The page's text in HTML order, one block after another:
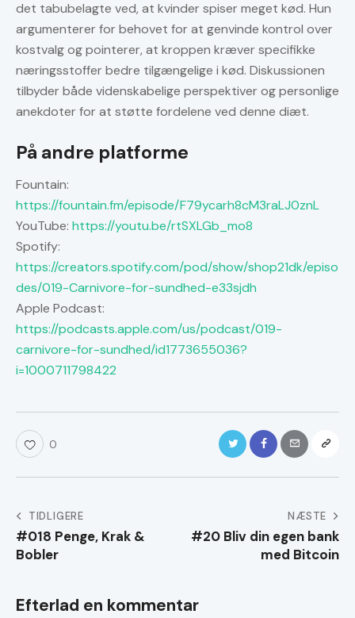
det tabubelagte ved, at kvinder spiser meget kød. Hun
argumenterer for behovet for at genvinde kontrol over
kostvalg og pointerer, at kroppen kræver specifikke
næringsstoffer bedre tilgængelige i kød. Diskussionen
tilbyder både videnskabelige perspektiver og personlige
anekdoter for at støtte fordelene ved denne diæt.
På andre platforme
Fountain:
https://fountain.fm/episode/F79ycarh8cM3raLJ0znL
YouTube: https://youtu.be/rtSXLGb_mo8
Spotify:
https://creators.spotify.com/pod/show/shop21dk/episo
des/019-Carnivore-for-sundhed-e33sjdh
Apple Podcast:
https://podcasts.apple.com/us/podcast/019-
carnivore-for-sundhed/id1773655036?
i=1000711798422
0
Indlægsnavigation
TIDLIGERE
#018 Penge, Krak &
Bobler
NÆSTE
#20 Bliv din egen bank
med Bitcoin
Efterlad en kommentar